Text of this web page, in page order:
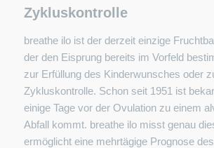
Zykluskontrolle
breathe ilo ist der derzeit einzige
der den Eisprung bereits im Vorfeld
zur Erfüllung des Kinderwunsches oder
Zykluskontrolle. Schon seit 1951 ist
einige Tage vor der Ovulation zu einem
Abfall kommt. breathe ilo misst genau
ermöglicht eine mehrtägige Prognose des